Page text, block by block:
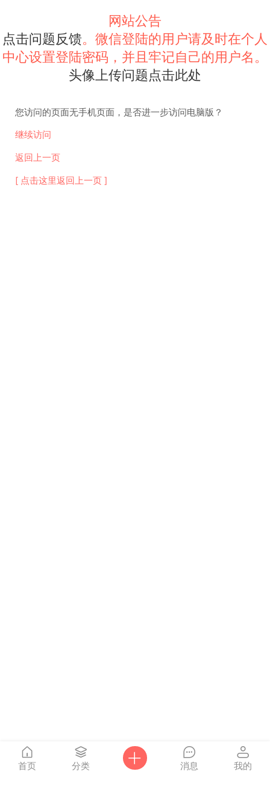
网站公告
点击问题反馈。微信登陆的用户请及时在个人
中心设置登陆密码，并且牢记自己的用户名。
头像上传问题点击此处
您访问的页面无手机页面，是否进一步访问电脑版？
继续访问
返回上一页
[ 点击这里返回上一页 ]
首页 分类 消息 我的